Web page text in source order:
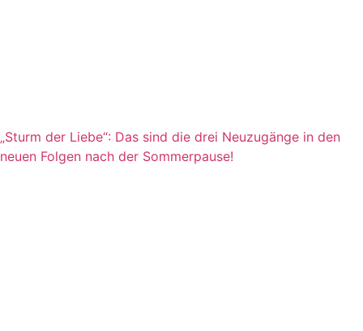
„Sturm der Liebe“: Das sind die drei Neuzugänge in den
neuen Folgen nach der Sommerpause!